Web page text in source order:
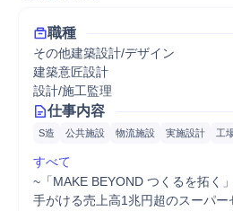
職種
その他建築設計/デザイン
建築意匠設計
設計/施工監理
仕事内容
S造 公共施設 物流施設 実施設計 工
すべて
~「MAKE BEYOND つくるを拓く
手がける売上高1兆円超のスーパ